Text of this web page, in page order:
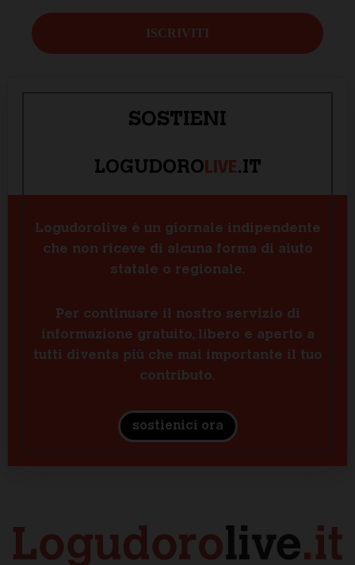
SOSTIENI
LOGUDOROLIVE.IT
Logudorolive è un giornale indipendente
che non riceve di alcuna forma di aiuto
statale o regionale.
Per continuare il nostro servizio di
informazione gratuito, libero e aperto a
tutti diventa più che mai importante il tuo
contributo.
sostienici ora